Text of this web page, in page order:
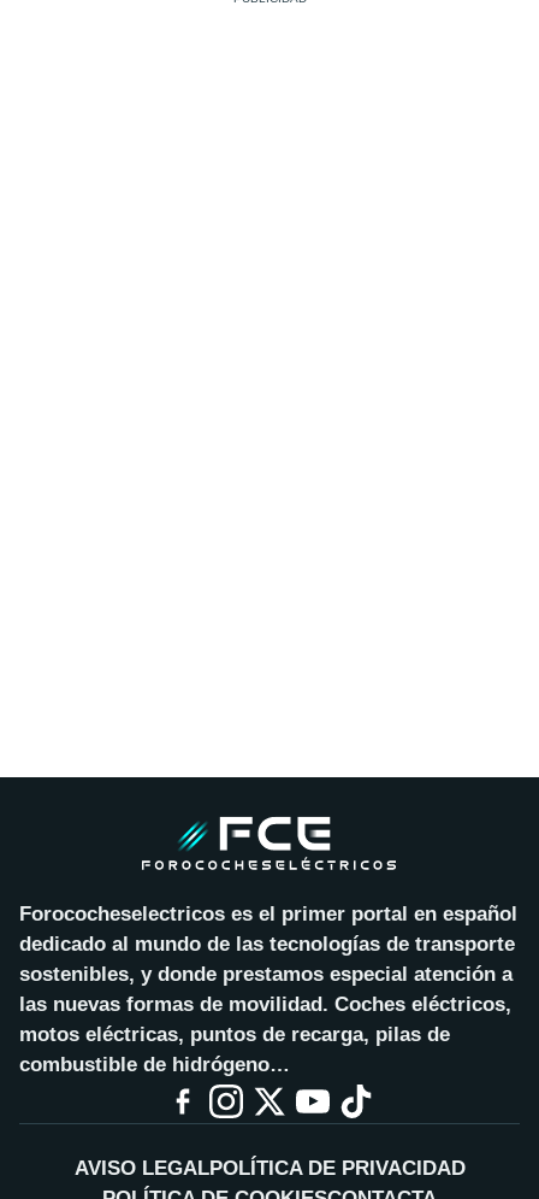
Forococheselectricos es el primer portal en español
dedicado al mundo de las tecnologías de transporte
sostenibles, y donde prestamos especial atención a
las nuevas formas de movilidad. Coches eléctricos,
motos eléctricas, puntos de recarga, pilas de
combustible de hidrógeno…
AVISO LEGALPOLÍTICA DE PRIVACIDAD